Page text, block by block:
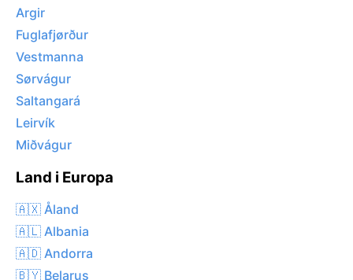
Argir
Fuglafjørður
Vestmanna
Sørvágur
Saltangará
Leirvík
Miðvágur
Land i Europa
🇦🇽 Åland
🇦🇱 Albania
🇦🇩 Andorra
🇧🇾 Belarus